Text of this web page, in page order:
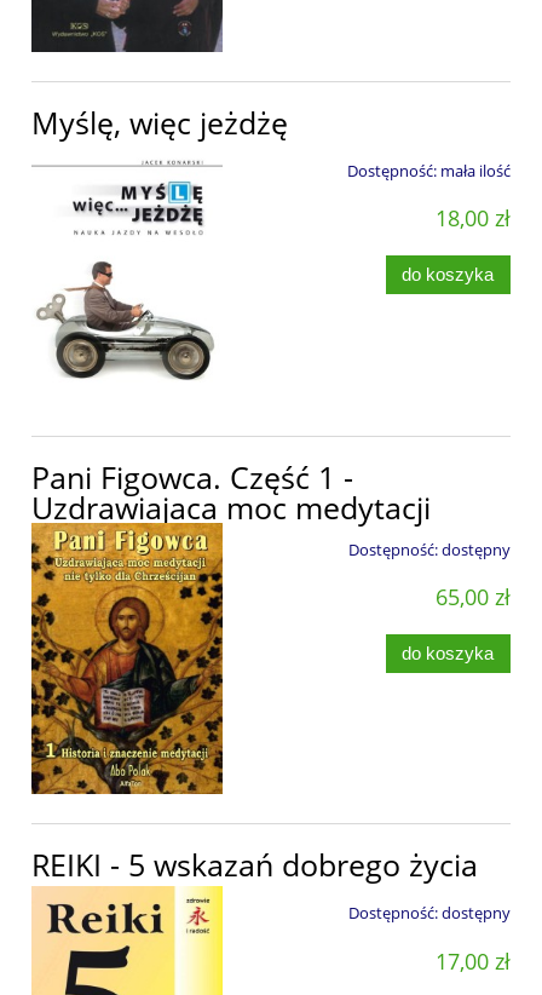
Myślę, więc jeżdżę
Dostępność: mała ilość
18,00 zł
do koszyka
Pani Figowca. Część 1 -
Uzdrawiajaca moc medytacji
Dostępność:dostępny
65,00 zł
do koszyka
REIKI - 5 wskazań dobrego życia
Dostępność:dostępny
17,00 zł